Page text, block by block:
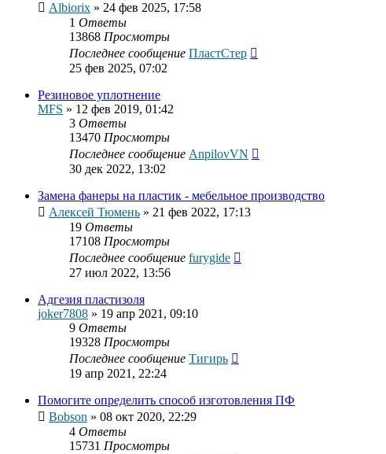
Albiorix » 24 фев 2025, 17:58
1 Ответы
13868 Просмотры
Последнее сообщение ПластСтер
25 фев 2025, 07:02
Резиновое уплотнение
MFS » 12 фев 2019, 01:42
3 Ответы
13470 Просмотры
Последнее сообщение AnpilovVN
30 дек 2022, 13:02
Замена фанеры на пластик - мебельное производство
Алексей Тюмень » 21 фев 2022, 17:13
19 Ответы
17108 Просмотры
Последнее сообщение furygide
27 июл 2022, 13:56
Адгезия пластизоля
joker7808 » 19 апр 2021, 09:10
9 Ответы
19328 Просмотры
Последнее сообщение Тигирь
19 апр 2021, 22:24
Помогите определить способ изготовления ПФ
Bobson » 08 окт 2020, 22:29
4 Ответы
15731 Просмотры